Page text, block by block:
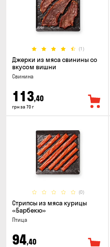
(1)
Джерки из мяса свинины со
вкусом вишни
Свинина
113,40
грн за 70 г
(0)
Стрипсы из мяса курицы
«Барбекю»
Птица
94,40